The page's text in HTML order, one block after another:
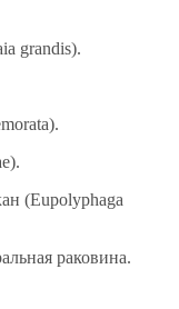
grandis).
(Eupolyphaga
раковина.